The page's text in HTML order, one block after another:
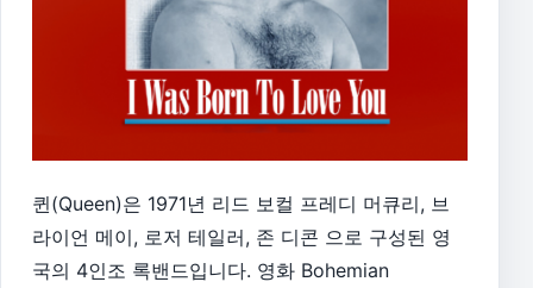
퀸(Queen)은 1971년 리드 보컬 프레디 머큐리, 브
라이언 메이, 로저 테일러, 존 디콘 으로 구성된 영
국의 4인조 록밴드입니다. 영화 Bohemian